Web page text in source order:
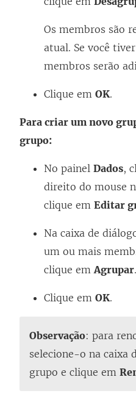
Os membros são
atual. Se você
membros serão
Clique em OK.
Para criar um novo
grupo:
No painel Dados,
direito do mouse
clique em Editar
Na caixa de
um ou mais
clique em Agrupar.
Clique em OK.
Observação: para
selecione-o na caixa
grupo e clique em